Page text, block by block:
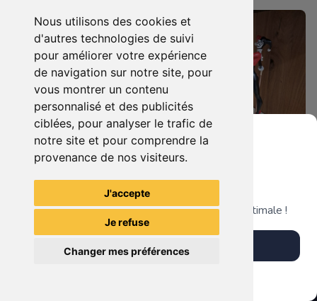
Nous utilisons des cookies et
d'autres technologies de suivi
pour améliorer votre expérience
de navigation sur notre site, pour
vous montrer un contenu
personnalisé et des publicités
ciblées, pour analyser le trafic de
notre site et pour comprendre la
provenance de nos visiteurs.
J'accepte
Je refuse
Changer mes préférences
129.00 € 0
Statuette Royal Guard (Star Wars).
99.90 €
Statuette Harley Quinn
La Mystérieuse Librairie
Nantaise
La Mystérieuse Librairie
Grenier du Geek
Télécharge notre app pour une expérience optimale !
Télécharger l'app